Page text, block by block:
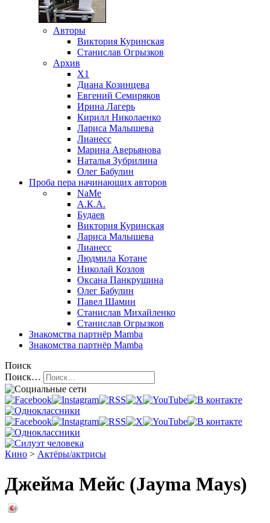
Авторы
Виктория Куринская
Станислав Огрызков
Архив
X1
Диана Козинцева
Евгений Семиряков
Ирина Лагерь
Кирилл Николаенко
Лариса Малышева
Лианесс
Марина Аверьянова
Наталья Зубрилина
Олег Бабулин
Проба пера начинающих авторов
NaMe
А.К.А.
Будаев
Виктория Куринская
Лариса Малышева
Лианесс
Людмила Котане
Николай Козлов
Оксана Панкрушина
Олег Бабулин
Павел Шамин
Станислав Михайленко
Станислав Огрызков
Знакомства партнёр Mamba
Знакомства партнёр Mamba
Поиск
Поиск…
Кино > Актёры/актрисы
Джейма Мейс (Jayma Mays)